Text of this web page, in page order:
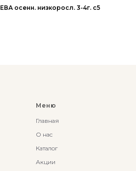
осенн. низкоросл. 3-4г. с5
Меню
Главная
О нас
Каталог
Акции